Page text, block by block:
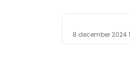
8 december 2024